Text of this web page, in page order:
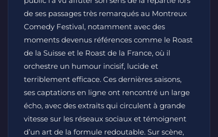
de ses passages très remarqués au Montreux
Comedy Festival, notamment avec des
moments devenus références comme le Roast
de la Suisse et le Roast de la France, où il
orchestre un humour incisif, lucide et
terriblement efficace. Ces dernières saisons,
ses captations en ligne ont rencontré un large
écho, avec des extraits qui circulent à grande
vitesse sur les réseaux sociaux et témoignent
d’un art de la formule redoutable. Sur scène,